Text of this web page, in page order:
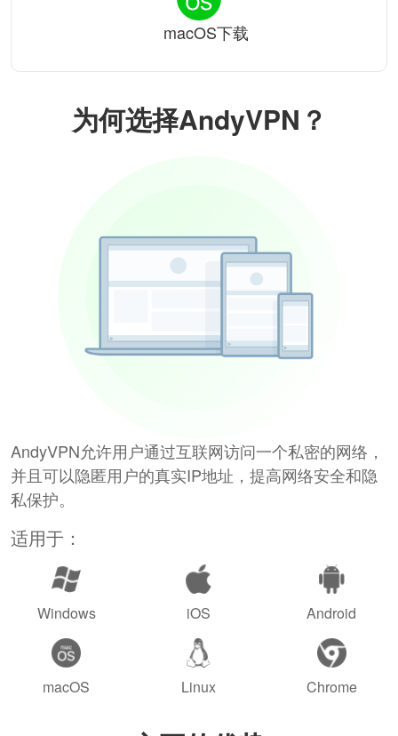
为何选择AndyVPN？
AndyVPN允许用户通过互联网访问一个私密的网络，
并且可以隐匿用户的真实IP地址，提高网络安全和隐
私保护。
适用于：
Windows iOS Android
macOS Linux Chrome
macOS下载